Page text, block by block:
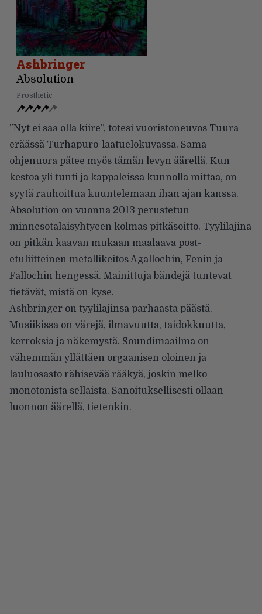
Ashbringer
Absolution
Prosthetic
”Nyt ei saa olla kiire”, totesi vuoristoneuvos Tuura
eräässä Turhapuro-laatuelokuvassa. Sama
ohjenuora pätee myös tämän levyn äärellä. Kun
kestoa yli tunti ja kappaleissa kunnolla mittaa, on
syytä rauhoittua kuuntelemaan ihan ajan kanssa.
Absolution on vuonna 2013 perustetun
minnesotalaisyhtyeen kolmas pitkäsoitto. Tyylilajina
on pitkän kaavan mukaan maalaava post-
etuliitteinen metallikeitos Agallochin, Fenin ja
Fallochin hengessä. Mainittuja bändejä tuntevat
tietävät, mistä on kyse.
Ashbringer on tyylilajinsa parhaasta päästä.
Musiikissa on värejä, ilmavuutta, taidokkuutta,
kerroksia ja näkemystä. Soundimaailma on
vähemmän yllättäen orgaanisen oloinen ja
lauluosasto rähisevää rääkyä, joskin melko
monotonista sellaista. Sanoituksellisesti ollaan
luonnon äärellä, tietenkin.